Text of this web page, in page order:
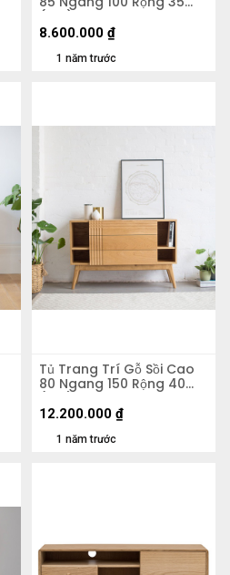
(cm)
1 năm trước
8.600.000 ₫
Tủ Trang Trí Gỗ Sồi Cao
80 Ngang 150 Rộng 40
(cm)
1 năm trước
12.200.000 ₫